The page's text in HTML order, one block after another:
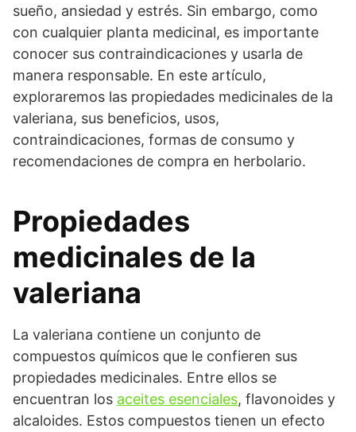
sueño, ansiedad y estrés. Sin embargo, como
con cualquier planta medicinal, es importante
conocer sus contraindicaciones y usarla de
manera responsable. En este artículo,
exploraremos las propiedades medicinales de la
valeriana, sus beneficios, usos,
contraindicaciones, formas de consumo y
recomendaciones de compra en herbolario.
Propiedades
medicinales de la
valeriana
La valeriana contiene un conjunto de
compuestos químicos que le confieren sus
propiedades medicinales. Entre ellos se
encuentran los aceites esenciales, flavonoides y
alcaloides. Estos compuestos tienen un efecto